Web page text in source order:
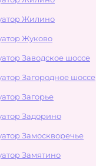
Жилино
Жуково
Заводское шоссе
Загородное шоссе
Загорье
Задорино
Замоскворечье
Замятино